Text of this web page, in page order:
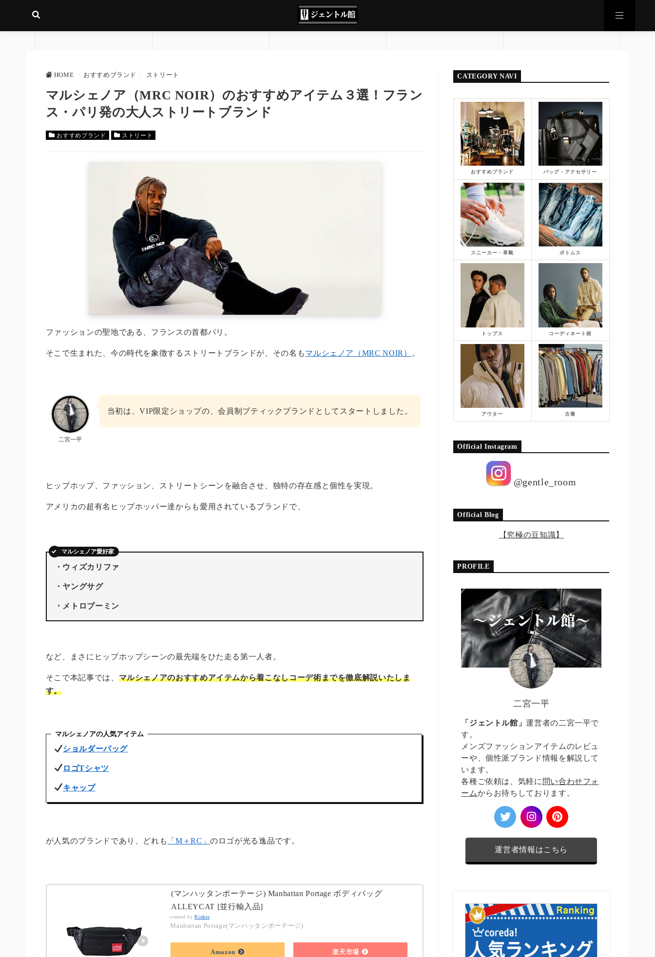
HOME おすすめブランド ストリート
マルシェノア（MRC NOIR）のおすすめアイテム３選！フラン
ス・パリ発の大人ストリートブランド
おすすめブランド ストリート
ファッションの聖地である、フランスの首都パリ。
そこで生まれた、今の時代を象徴するストリートブランドが、その名もマルシェノア（MRC NOIR） 。
二宮一平
当初は、VIP限定ショップの、会員制ブティックブランドとしてスタートしました。
ヒップホップ、ファッション、ストリートシーンを融合させ、独特の存在感と個性を実現。
アメリカの超有名ヒップホッパー達からも愛用されているブランドで、
マルシェノア愛好家
・ウィズカリファ
・ヤングサグ
・メトロブーミン
など、まさにヒップホップシーンの最先端をひた走る第一人者。
そこで本記事では、 マルシェノアのおすすめアイテムから着こなしコーデ術までを徹底解説いたしま
す。
マルシェノアの人気アイテム
ショルダーバッグ
ロゴTシャツ
キャップ
が人気のブランドであり、どれも 「M＋RC」のロゴが光る逸品です。
(マンハッタンポーテージ) Manhattan Portage ボディバッグ
ALLEYCAT [並行輸入品]
created byRinker
Manhattan Portage(マンハッタンポーテージ)
Amazon 楽天市場
CATEGORY NAVI
おすすめブランド バッグ・アクセサリー
スニーカー・革靴 ボトムス
トップス コーディネート術
アウター 古着
Official Instagram
@gentle_room
Official Blog
【究極の豆知識】
PROFILE
二宮一平
「ジェントル館」運営者の二宮一平で
す。
メンズファッションアイテムのレビュ
ーや、個性派ブランド情報を解説して
います。
各種ご依頼は、気軽に 問い合わせフォ
ームからお待ちしております。
運営者情報はこちら